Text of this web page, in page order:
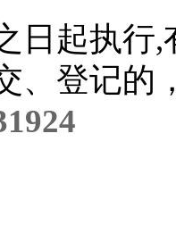
日起执行
、登记的